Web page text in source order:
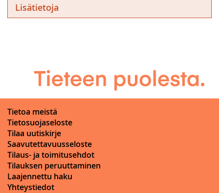
Lisätietoja
Tietoa meistä
Tietosuojaseloste
Tilaa uutiskirje
Saavutettavuusseloste
Tilaus- ja toimitusehdot
Tilauksen peruuttaminen
Laajennettu haku
Yhteystiedot